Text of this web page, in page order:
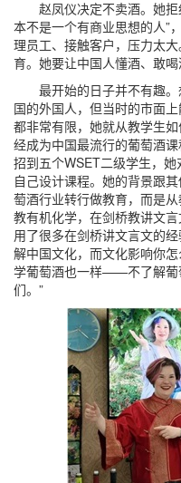
赵凤仪决定不卖酒。她拒
本不是一个有商业思想的人
理员工、接触客户，压力太
育。她要让中国人懂酒、敢喝
最开始的日子并不有趣。
国的外国人，但当时的市面
都非常有限，她就从教学生
经成为中国最流行的葡萄酒
招到五个WSET二级学生，她
自己设计课程。她的背景跟
萄酒行业转行做教育，而是
教有机化学，在剑桥教讲文
用了很多在剑桥讲文言文的
解中国文化，而文化影响你
学葡萄酒也一样——不了解葡
们。”